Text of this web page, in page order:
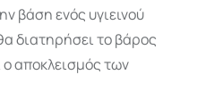
βάση ενός υγιεινού
διατηρήσει το βάρος
ο αποκλεισμός των